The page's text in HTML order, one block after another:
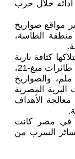
خلال حرب
مواقع صواريخ
منطقة الطاسة،
كثافة نارية
عالية جدا، لا تملكها طائرات سوخوي ولا طائرات ميغ-21،
إضافة إلى احتوائها على 4 مدافع 30 ملم، والصواريخ
البرية المصرية
الأهداف
في مصر كانت
أما خسائر السرب من